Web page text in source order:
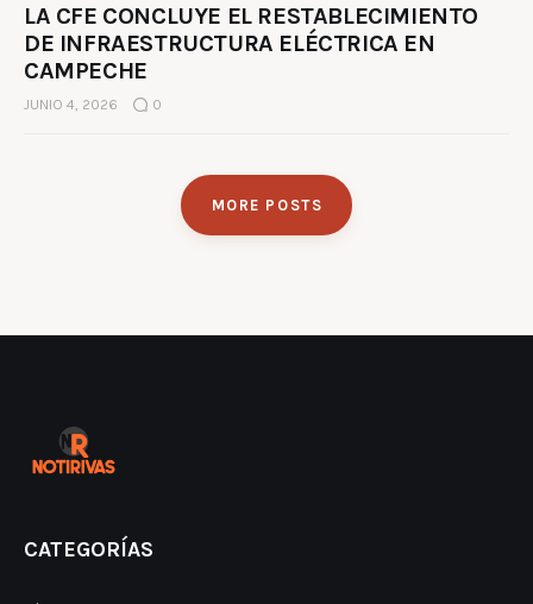
LA CFE CONCLUYE EL RESTABLECIMIENTO
DE INFRAESTRUCTURA ELÉCTRICA EN
CAMPECHE
JUNIO 4, 2026 0
MORE POSTS
CATEGORÍAS